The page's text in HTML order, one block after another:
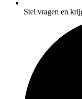
Stel vragen en